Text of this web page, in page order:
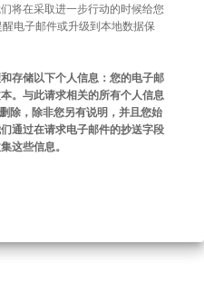
将在采取进一步行动的时候给您
电子邮件或升级到本地数据保
存储以下个人信息：您的电子邮
。与此请求相关的所有个人信息
除，除非您另有说明，并且您始
通过在请求电子邮件的抄送字段
这些信息。